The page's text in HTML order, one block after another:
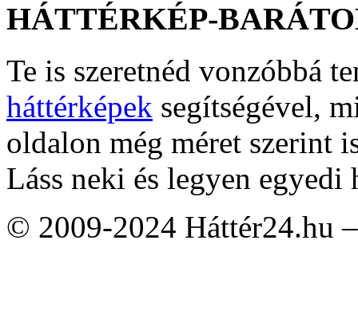
HÁTTÉRKÉP-
Te is szeretnéd vonzóbbá
háttérképek segítségével,
oldalon még méret szerint
Láss neki és legyen egyedi
© 2009-2024 Háttér24.hu